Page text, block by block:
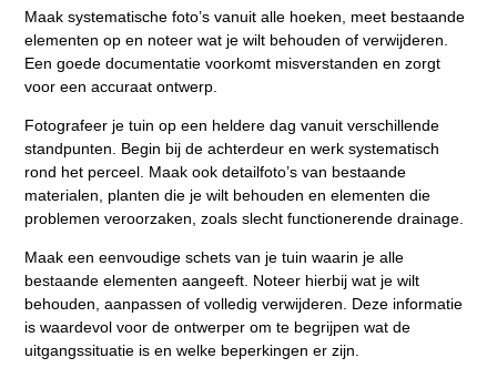
Maak systematische foto’s vanuit alle hoeken, meet bestaande
elementen op en noteer wat je wilt behouden of verwijderen.
Een goede documentatie voorkomt misverstanden en zorgt
voor een accuraat ontwerp.
Fotografeer je tuin op een heldere dag vanuit verschillende
standpunten. Begin bij de achterdeur en werk systematisch
rond het perceel. Maak ook detailfoto’s van bestaande
materialen, planten die je wilt behouden en elementen die
problemen veroorzaken, zoals slecht functionerende drainage.
Maak een eenvoudige schets van je tuin waarin je alle
bestaande elementen aangeeft. Noteer hierbij wat je wilt
behouden, aanpassen of volledig verwijderen. Deze informatie
is waardevol voor de ontwerper om te begrijpen wat de
uitgangssituatie is en welke beperkingen er zijn.